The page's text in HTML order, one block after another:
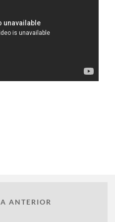
ANTERIOR